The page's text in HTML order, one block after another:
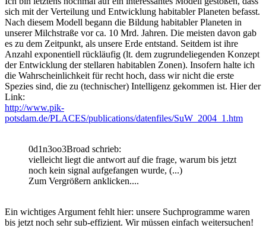
sich mit der Verteilung und Entwicklung habitabler Planeten befasst.
Nach diesem Modell begann die Bildung habitabler Planeten in
unserer Milchstraße vor ca. 10 Mrd. Jahren. Die meisten davon gab
es zu dem Zeitpunkt, als unsere Erde entstand. Seitdem ist ihre
Anzahl exponentiell rückläufig (lt. dem zugrundeliegenden Konzept
der Entwicklung der stellaren habitablen Zonen). Insofern halte ich
die Wahrscheinlichkeit für recht hoch, dass wir nicht die erste
Spezies sind, die zu (technischer) Intelligenz gekommen ist. Hier der
Link:
http://www.pik-
potsdam.de/PLACES/publications/datenfiles/SuW_2004_1.htm
0d1n3oo3Broad schrieb:
vielleicht liegt die antwort auf die frage, warum bis jetzt
noch kein signal aufgefangen wurde, (...)
Zum Vergrößern anklicken....
Ein wichtiges Argument fehlt hier: unsere Suchprogramme waren
bis jetzt noch sehr sub-effizient. Wir müssen einfach weitersuchen!